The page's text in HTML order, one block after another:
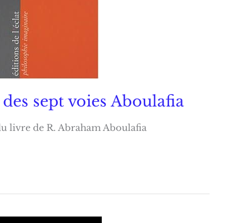
des sept voies Aboulafia
livre de R. Abraham Aboulafia